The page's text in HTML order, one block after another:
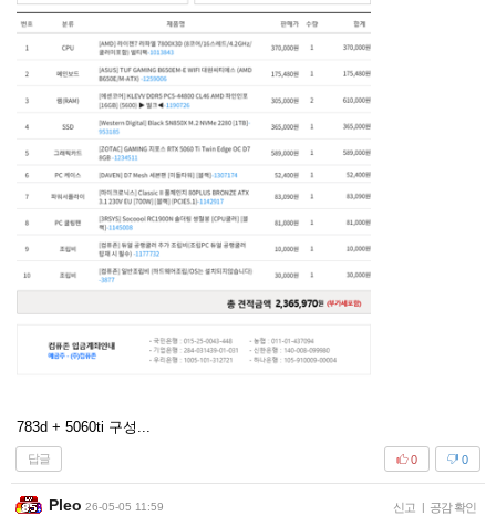
783d + 5060ti 구성...
답글 0
0
Pleo 26-05-05 11:59 신고 | 공감 확인